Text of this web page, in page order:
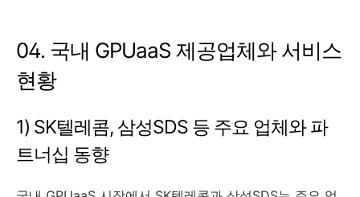
04. 국내 GPUaaS 제공업체와 서비스
현황
1) SK텔레콤, 삼성SDS 등 주요 업체와 파
트너십 동향